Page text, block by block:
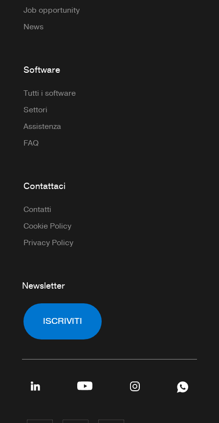
Job opportunity
News
Software
Tutti i software
Settori
Assistenza
FAQ
Contattaci
Contatti
Cookie Policy
Privacy Policy
Newsletter
ISCRIVITI